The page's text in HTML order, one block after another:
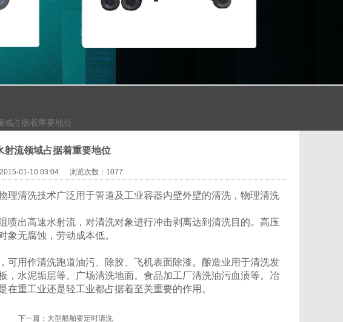
域占据着重要地位
射流领域占据着重要地位
01-10 03:04 浏览次数：1077
理清洗技术广泛用于管道及工业容器内壁外壁的清洗，物理清洗
出高速水射流，对清洗对象进行冲击剥离达到清洗目的。高压
象无腐蚀，劳动成本低。
可用作清洗跑道油污、除胶、飞机表面除漆。酿造业用于清洗发
，水泥垢层等。广场清洗地面。食品加工厂清洗油污血渍等。冶
重工业还是轻工业都占据着至关重要的作用。
下一篇： 大型船舶要定时清洗